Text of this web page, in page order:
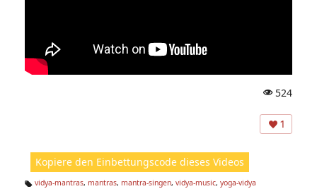
ns
ic
524
1
Kopiere den Einbettungscode dieses Videos
vidya-mantras, mantras, mantra-singen, vidya-music, yoga-vidya